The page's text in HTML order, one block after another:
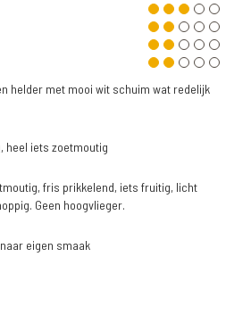
helder met mooi wit schuim wat redelijk
heel iets zoetmoutig
fris prikkelend, iets fruitig, licht
Geen hoogvlieger.
naar eigen smaak